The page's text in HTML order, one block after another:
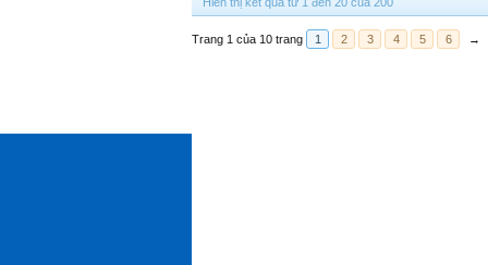
Trang 1 của 10 trang 1 2 3 4 5 6 →